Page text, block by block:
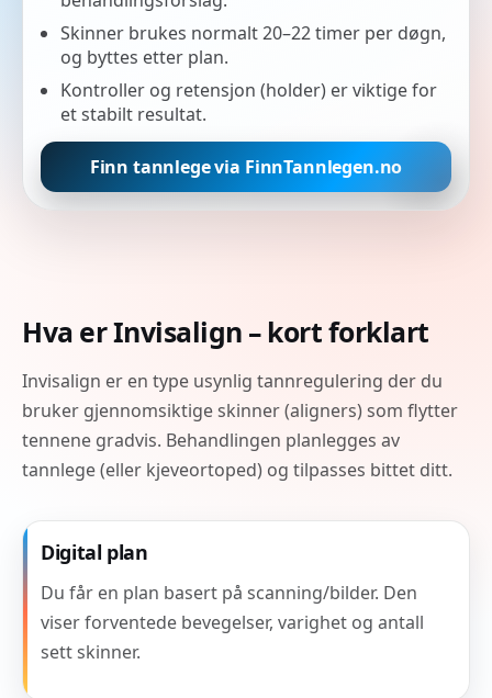
Skinner brukes normalt 20–22 timer per døgn,
og byttes etter plan.
Kontroller og retensjon (holder) er viktige for
et stabilt resultat.
Finn tannlege via FinnTannlegen.no
Hva er Invisalign – kort forklart
Invisalign er en type usynlig tannregulering der du
bruker gjennomsiktige skinner (aligners) som flytter
tennene gradvis. Behandlingen planlegges av
tannlege (eller kjeveortoped) og tilpasses bittet ditt.
Digital plan
Du får en plan basert på scanning/bilder. Den
viser forventede bevegelser, varighet og antall
sett skinner.